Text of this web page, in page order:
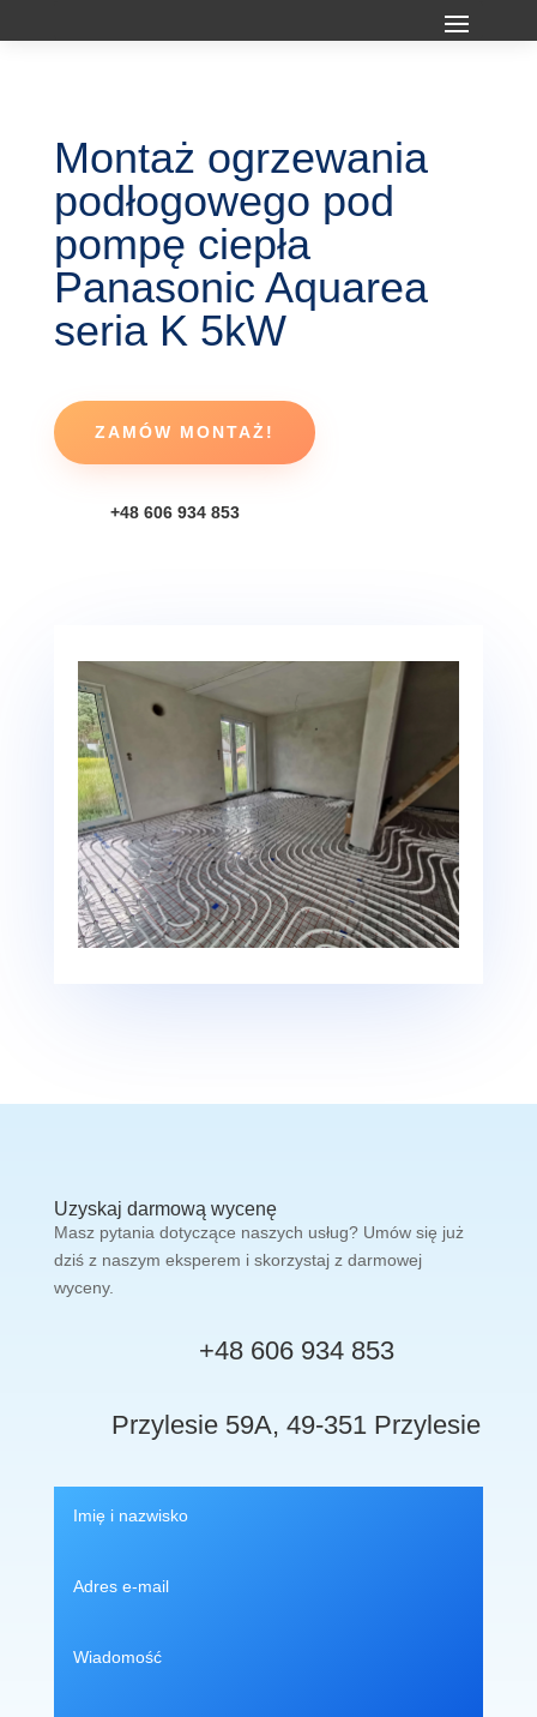
Montaż ogrzewania
podłogowego pod
pompę ciepła
Panasonic Aquarea
seria K 5kW
ZAMÓW MONTAŻ!
+48 606 934 853
Uzyskaj darmową wycenę
Masz pytania dotyczące naszych usług? Umów się już
dziś z naszym eksperem i skorzystaj z darmowej
wyceny.
+48 606 934 853
Przylesie 59A, 49-351 Przylesie